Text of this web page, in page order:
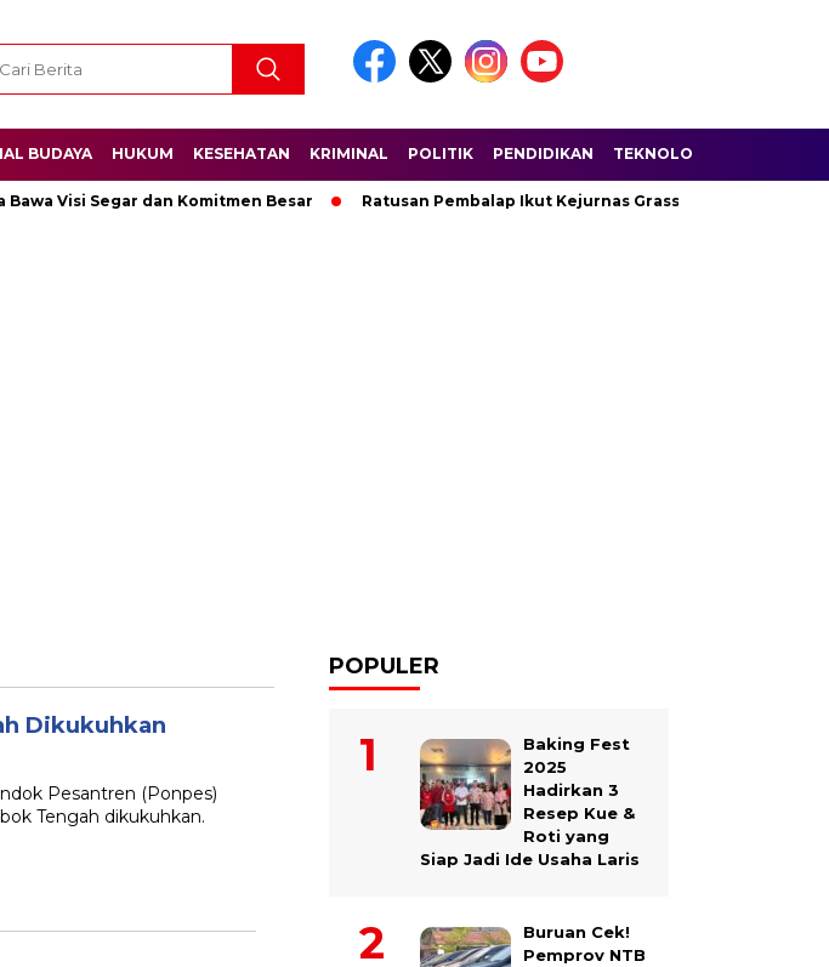
BUDAYA HUKUM KESEHATAN KRIMINAL POLITIK PENDIDIKAN TEKNOLOGI
Visi Segar dan Komitmen Besar Ratusan Pembalap Ikut Kejurnas Grasstrack di Sirkuit
Dikukuhkan
Pesantren (Ponpes)
Tengah dikukuhkan.
POPULER
Baking Fest
2025
Hadirkan 3
Resep Kue &
Roti yang
Siap Jadi Ide Usaha Laris
Buruan Cek!
Pemprov NTB